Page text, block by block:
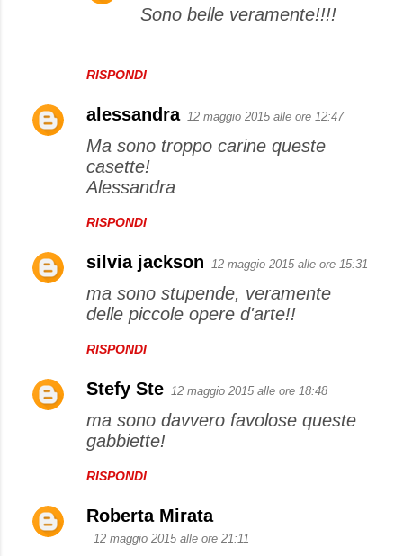
RISPONDI
Sono belle veramente!!!!
alessandra 12 maggio 2015 alle ore 12:47
Ma sono troppo carine queste
casette!
Alessandra
RISPONDI
silvia jackson 12 maggio 2015 alle ore 15:31
ma sono stupende, veramente
delle piccole opere d'arte!!
RISPONDI
Stefy Ste 12 maggio 2015 alle ore 18:48
ma sono davvero favolose queste
gabbiette!
RISPONDI
Roberta Mirata
12 maggio 2015 alle ore 21:11